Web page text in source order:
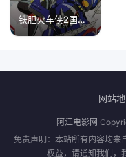
铁胆火车侠2国语版
网站
阿江电影网
免责声明：本站所有内容均来
权益，请通知我们，